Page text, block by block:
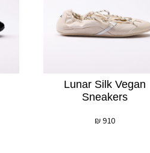
Lunar Silk Vegan
Sneakers
910
₪